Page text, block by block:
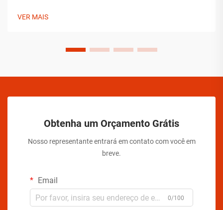
VER MAIS
Obtenha um Orçamento Grátis
Nosso representante entrará em contato com você em
breve.
Email
0/100